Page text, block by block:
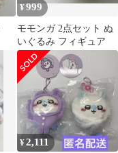
¥999
モモンガ 2点セット ぬ
いぐるみ フィギュア
¥2,111